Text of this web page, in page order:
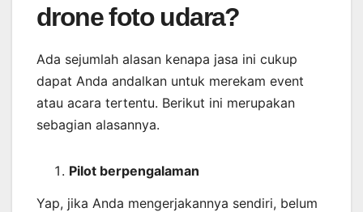
drone foto udara?
Ada sejumlah alasan kenapa jasa ini cukup
dapat Anda andalkan untuk merekam event
atau acara tertentu. Berikut ini merupakan
sebagian alasannya.
Pilot berpengalaman
Yap, jika Anda mengerjakannya sendiri, belum